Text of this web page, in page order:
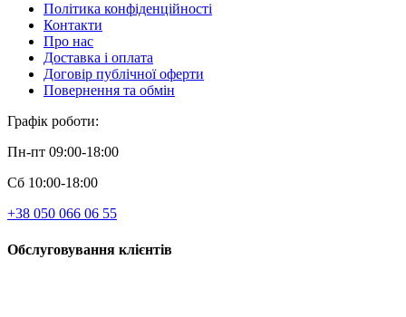
Політика конфіденційності
Контакти
Про нас
Доставка і оплата
Договір публічної оферти
Повернення та обмін
Графік роботи:
Пн-пт 09:00-18:00
Сб 10:00-18:00
+38 050 066 06 55
Обслуговування клієнтів